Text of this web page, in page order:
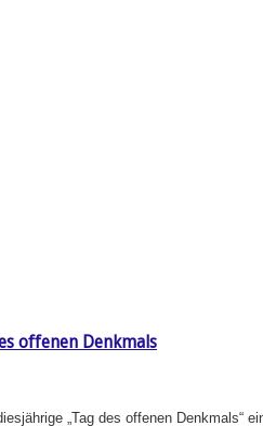
offenen Denkmals
„Tag des offenen Denkmals“